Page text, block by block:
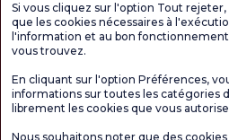
Le contenu de cette page est fourni à titre
consulter votre médecin pour obtenir un
Si vous cliquez sur l'option Tout
que les cookies nécessaires à
l'information et au bon
vous trouvez.
En cliquant sur l'option Préférences,
informations sur toutes les catégories
librement les cookies que vous
Nous souhaitons noter que des